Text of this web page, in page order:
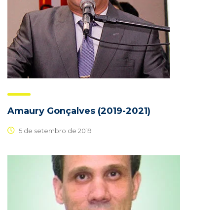
Amaury Gonçalves (2019-2021)
5 de setembro de 2019